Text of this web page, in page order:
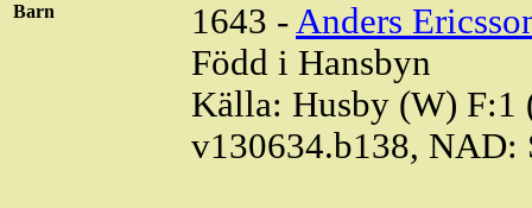
Barn 1643 -Anders
Född i Hansbyn
Källa: Husby (W)
v130634.b138, NAD: